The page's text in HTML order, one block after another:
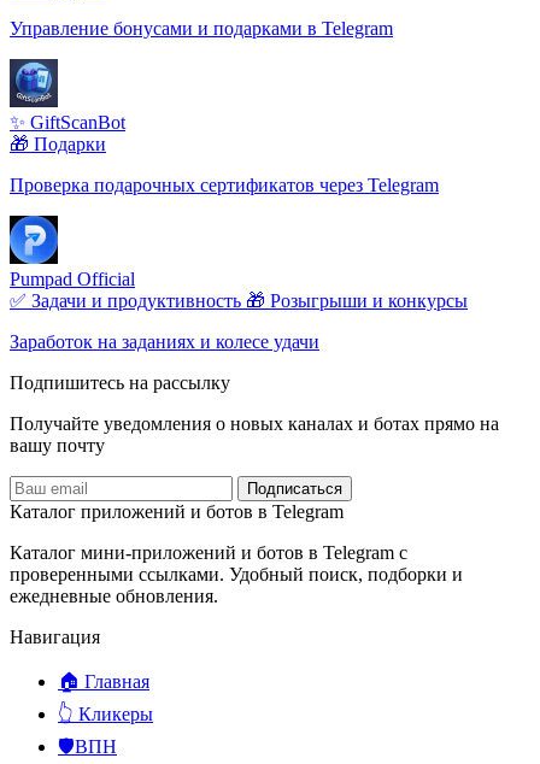
Управление бонусами и подарками в Telegram
✨ GiftScanBot
🎁 Подарки
Проверка подарочных сертификатов через Telegram
Pumpad Official
✅ Задачи и продуктивность 🎁 Розыгрыши и конкурсы
Заработок на заданиях и колесе удачи
Подпишитесь на рассылку
Получайте уведомления о новых каналах и ботаx прямо на
вашу почту
Подписаться
Каталог приложений и ботов в Telegram
Каталог мини-приложений и ботов в Telegram с
проверенными ссылками. Удобный поиск, подборки и
ежедневные обновления.
Навигация
🏠 Главная
👆 Кликеры
🛡️ВПН